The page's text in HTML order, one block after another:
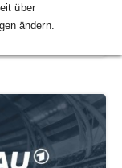
über
ändern.